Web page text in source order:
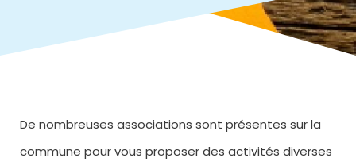
De nombreuses associations sont présentes sur la
commune pour vous proposer des activités diverses